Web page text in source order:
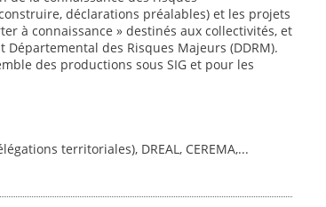
déclarations préalables) et les projets
à connaissance » destinés aux collectivités, et
des Risques Majeurs (DDRM).
des productions sous SIG et pour les
territoriales), DREAL, CEREMA,...